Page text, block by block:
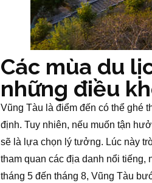
Các mùa du
những điều
Vũng Tàu là điểm đến có thể ghé
định. Tuy nhiên, nếu muốn tận
sẽ là lựa chọn lý tưởng. Lúc này
tham quan các địa danh nổi
tháng 5 đến tháng 8, Vũng Tàu